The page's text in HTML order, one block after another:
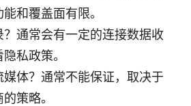
和覆盖面有限。
？通常会有一定的连接数据收
私政策。
体？通常不能保证，取决于
策略。